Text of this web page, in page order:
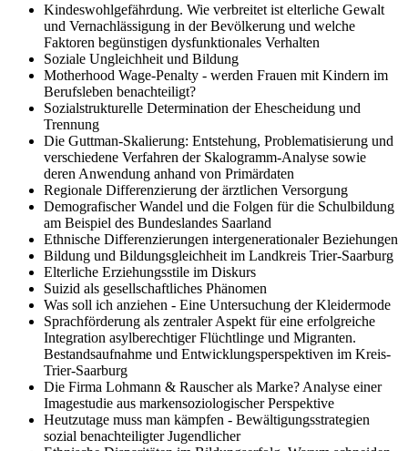
Kindeswohlgefährdung. Wie verbreitet ist elterliche Gewalt
und Vernachlässigung in der Bevölkerung und welche
Faktoren begünstigen dysfunktionales Verhalten
Soziale Ungleichheit und Bildung
Motherhood Wage-Penalty - werden Frauen mit Kindern im
Berufsleben benachteiligt?
Sozialstrukturelle Determination der Ehescheidung und
Trennung
Die Guttman-Skalierung: Entstehung, Problematisierung und
verschiedene Verfahren der Skalogramm-Analyse sowie
deren Anwendung anhand von Primärdaten
Regionale Differenzierung der ärztlichen Versorgung
Demografischer Wandel und die Folgen für die Schulbildung
am Beispiel des Bundeslandes Saarland
Ethnische Differenzierungen intergenerationaler Beziehungen
Bildung und Bildungsgleichheit im Landkreis Trier-Saarburg
Elterliche Erziehungsstile im Diskurs
Suizid als gesellschaftliches Phänomen
Was soll ich anziehen - Eine Untersuchung der Kleidermode
Sprachförderung als zentraler Aspekt für eine erfolgreiche
Integration asylberechtiger Flüchtlinge und Migranten.
Bestandsaufnahme und Entwicklungsperspektiven im Kreis-
Trier-Saarburg
Die Firma Lohmann & Rauscher als Marke? Analyse einer
Imagestudie aus markensoziologischer Perspektive
Heutzutage muss man kämpfen - Bewältigungsstrategien
sozial benachteiligter Jugendlicher